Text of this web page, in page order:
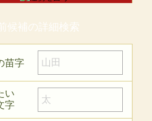
候補の詳細検索
苗字
い
字